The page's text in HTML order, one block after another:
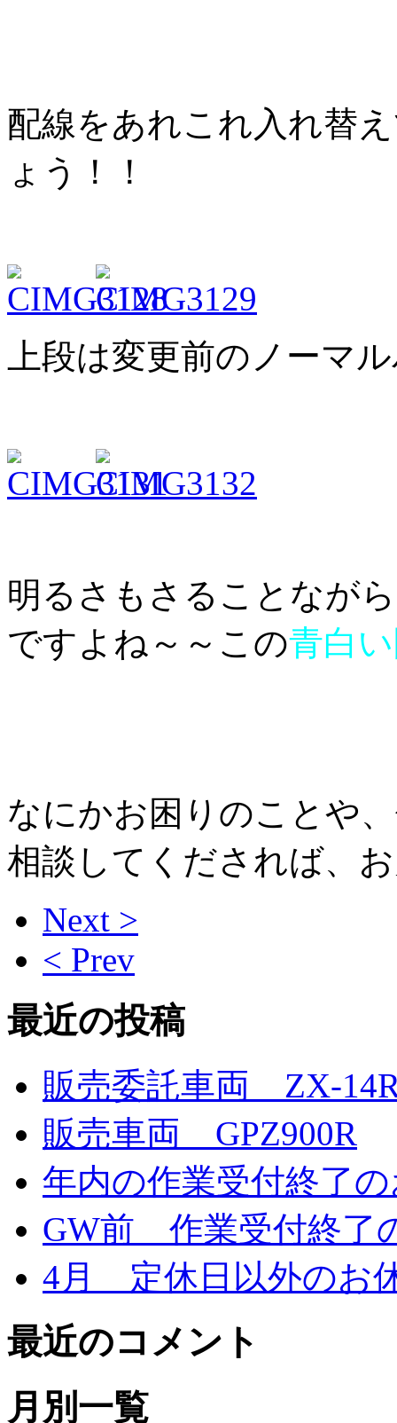
配線をあれこれ入れ替
ょう！！
上段は変更前のノーマ
明るさもさることなが
ですよね～～この青白
なにかお困りのことや
相談してくだされば、
Next >
< Prev
最近の投稿
販売委託車両 ZX-
販売車両 GPZ900R
年内の作業受付終了
GW前 作業受付終了
4月 定休日以外のお
最近のコメント
月別一覧